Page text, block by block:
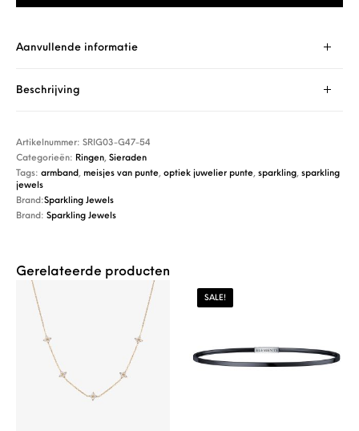
Aanvullende informatie
Beschrijving
Artikelnummer:SRIG03-G47-54
Categorieën: Ringen,Sieraden
Tags:armband, meisjes van punte,optiek juwelier punte,sparkling,sparkling
jewels
Brand:Sparkling Jewels
Brand:Sparkling Jewels
Gerelateerde producten
SALE!